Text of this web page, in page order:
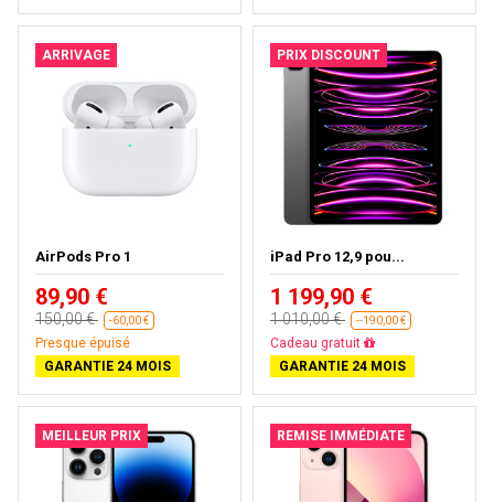
ARRIVAGE
AirPods Pro 1
89,90 €
150,00 € -60,00 €
Presque épuisé
GARANTIE 24 MOIS
PRIX DISCOUNT
iPad Pro 12,9 pou...
1 199,90 €
1 010,00 € --190,00 €
Presque épuisé
GARANTIE 24 MOIS
MEILLEUR PRIX REMISE IMMÉDIATE